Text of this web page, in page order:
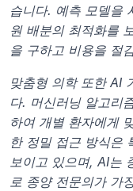
습니다. 예측 모델을
원 배분의 최적화를
을 구하고 비용을 절
맞춤형 의학 또한 AI
다. 머신러닝 알고리
하여 개별 환자에게
한 정밀 접근 방식은
보이고 있으며, AI는
로 종양 전문의가 가